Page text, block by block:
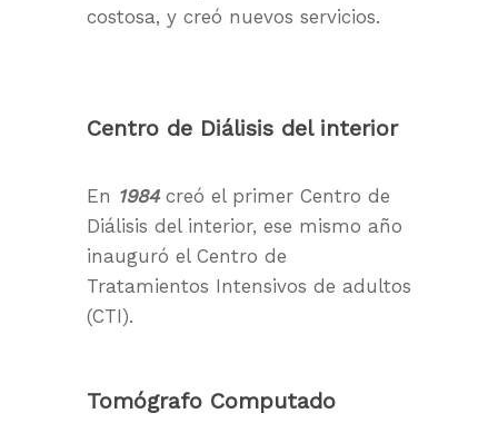
costosa, y creó nuevos servicios.
Centro de Diálisis del interior
En 1984 creó el primer Centro de
Diálisis del interior, ese mismo año
inauguró el Centro de
Tratamientos Intensivos de adultos
(CTI).
Tomógrafo Computado